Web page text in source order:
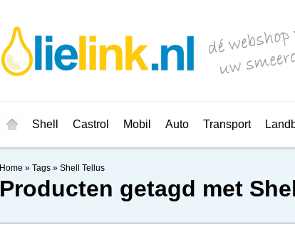
Shell Castrol Mobil Auto Transport
Home » Tags » Shell Tellus
Producten getagd met